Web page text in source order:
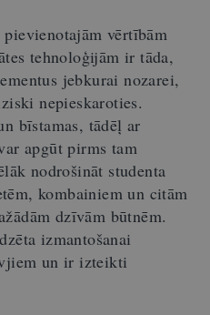
vērtībām
tehnoloģijām ir tāda,
jebkurai nozarei,
nepieskaroties.
bīstamas, tādēļ ar
apgūt pirms tam
nodrošināt studenta
kombainiem un citām
dzīvām būtnēm.
izmantošanai
un ir izteikti